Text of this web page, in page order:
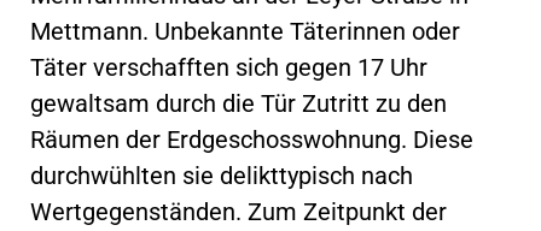
Mettmann. Unbekannte Täterinnen oder
Täter verschafften sich gegen 17 Uhr
gewaltsam durch die Tür Zutritt zu den
Räumen der Erdgeschosswohnung. Diese
durchwühlten sie delikttypisch nach
Wertgegenständen. Zum Zeitpunkt der